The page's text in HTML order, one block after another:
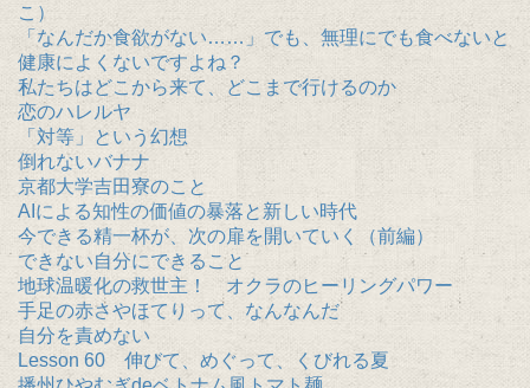
こ）
「なんだか食欲がない……」でも、無理にでも食べないと
健康によくないですよね？
私たちはどこから来て、どこまで行けるのか
恋のハレルヤ
「対等」という幻想
倒れないバナナ
京都大学吉田寮のこと
AIによる知性の価値の暴落と新しい時代
今できる精一杯が、次の扉を開いていく（前編）
できない自分にできること
地球温暖化の救世主！ オクラのヒーリングパワー
手足の赤さやほてりって、なんなんだ
自分を責めない
Lesson 60 伸びて、めぐって、くびれる夏